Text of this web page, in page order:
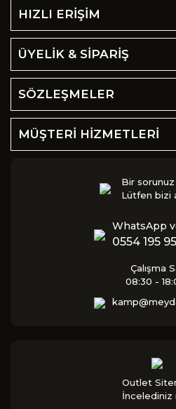
HIZLI ERİŞİM
ÜYELİK & SİPARİŞ
SÖZLEŞMELER
MÜŞTERİ HİZMETLERİ
Bir
Lütfen bizi
WhatsApp
0554 195
Çalışma
08:30 -
Outlet
İncelediniz